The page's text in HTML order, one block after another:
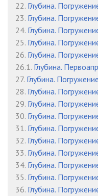
22. Глубина.
23. Глубина.
24. Глубина.
25. Глубина.
26. Глубина.
26.1. Глубина.
27. Глубина.
28. Глубина.
29. Глубина.
30. Глубина.
31. Глубина.
32. Глубина.
33. Глубина.
34. Глубина.
35. Глубина.
36. Глубина.